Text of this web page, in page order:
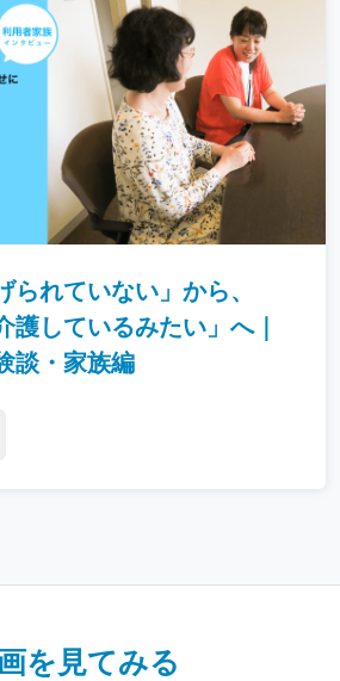
られていない」から、
護しているみたい」へ｜
談・家族編
を見てみる